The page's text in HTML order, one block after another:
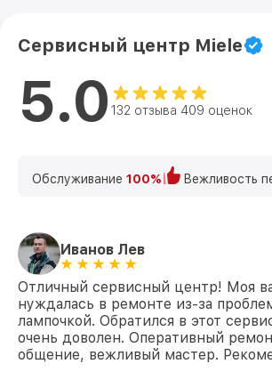
Сервисный центр Miele
5.0 132 отзыва 409 оценок
Обслуживание 100% Вежливость
Иванов Лев
Отличный сервисный центр! Моя
нуждалась в ремонте из-за
лампочкой. Обратился в этот
очень доволен. Оперативный
общение, вежливый мастер.